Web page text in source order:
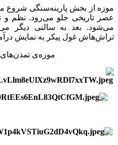
موزه از بخش پارینه‌سنگی شروع
عصر تاریخی جلو می‌رود. نظم و
می‌شود. بعد به سالنی دیگر
تراش‌هاش غول پیکر به نمایش
موزه‌ی تمدن‌های